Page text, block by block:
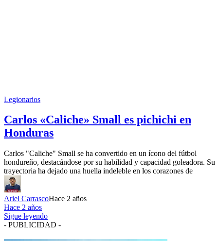
Legionarios
Carlos «Caliche» Small es pichichi en
Honduras
Carlos "Caliche" Small se ha convertido en un ícono del fútbol
hondureño, destacándose por su habilidad y capacidad goleadora. Su
trayectoria ha dejado una huella indeleble en los corazones de
Ariel CarrascoHace 2 años
Hace 2 años
Sigue leyendo
- PUBLICIDAD -